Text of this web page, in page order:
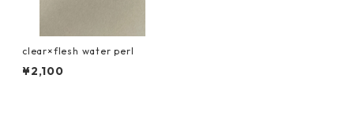
clear×flesh water perl
¥2,100